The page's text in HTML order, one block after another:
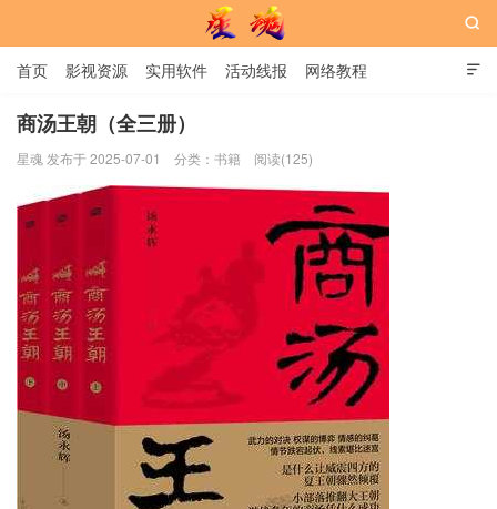
星魂网

首页 影视资源 实用软件 活动线报 网络教程
用户中心 书籍 娱乐

商汤王朝（全三册）
星魂 发布于 2025-07-01 分类： 书籍 阅读(125)